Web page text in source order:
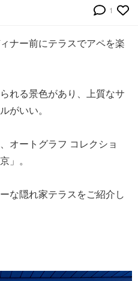
1
ナー前にテラスでアペを楽
れる景色があり、上質なサ
がいい。
オートグラフ コレクショ
」。
な隠れ家テラスをご紹介し